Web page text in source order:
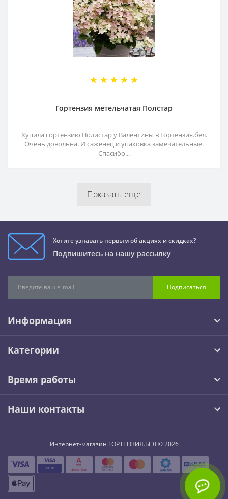
Гортензия метельчатая Полстар
Купила гортензию Полистар у Валентины в Гортензия.бел.
Очень довольна. И саженец и упаковка замечательные.
Спасибо...
Показать еще
Хотите узнавать первым об акциях и скидках?
Подпишитесь на нашу рассылку
Подписаться
Информация
Категории
Время работы
Наши контакты
Интернет-магазин ГОРТЕНЗИЯ.БЕЛ © 2026